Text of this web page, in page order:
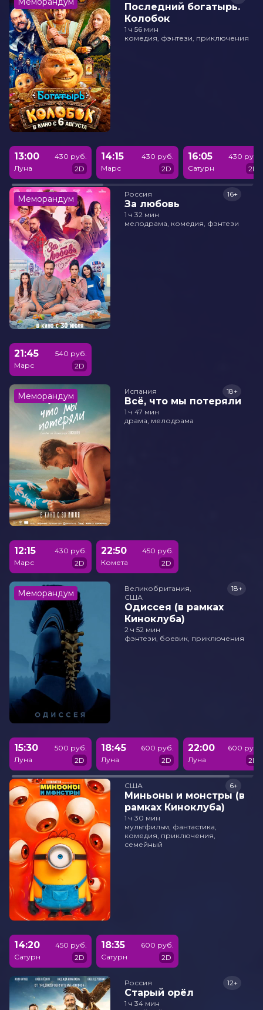
Последний богатырь.
Колобок
1 ч 56 мин
комедия, фэнтези, приключения
13:00
Луна
430 руб.
2D
14:15
Марс
430 руб.
2D
16:05
Сатурн
430 руб.
2D
Меморандум Россия
За любовь
16+
1 ч 32 мин
мелодрама, комедия, фэнтези
21:45
Марс
540 руб.
2D
Меморандум Испания
Всё, что мы потеряли
18+
1 ч 47 мин
драма, мелодрама
12:15
Марс
430 руб.
2D
22:50
Комета
450 руб.
2D
Меморандум
Великобритания,
США
Одиссея (в рамках
Киноклуба)
18+
2 ч 52 мин
фэнтези, боевик, приключения
15:30
Луна
500 руб.
2D
18:45
Луна
600 руб.
2D
22:00
Луна
600 руб.
2D
США
Миньоны и монстры (в
рамках Киноклуба)
6+
1 ч 30 мин
мультфильм, фантастика,
комедия, приключения,
семейный
14:20
Сатурн
450 руб.
2D
18:35
Сатурн
600 руб.
2D
Россия
Старый орёл
12+
1 ч 34 мин